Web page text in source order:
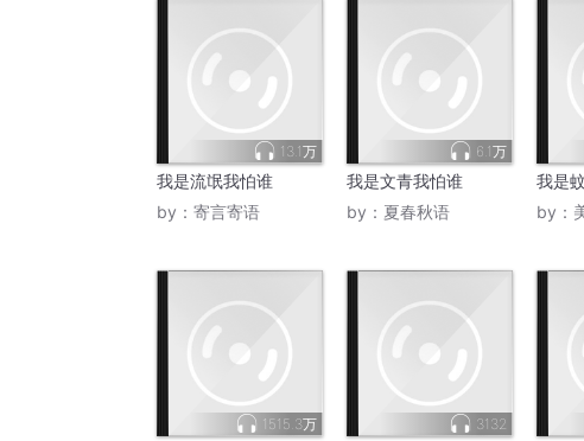
13.1万
我是流氓我怕谁
by： 寄言寄语
6.1万
我是文青我怕谁
by： 夏春秋语
我是
by：
1515.3万 3132